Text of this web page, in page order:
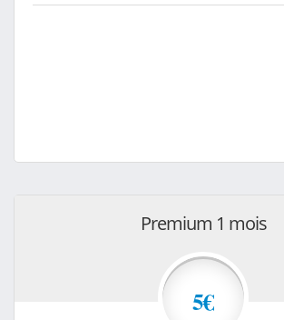
Premium 1 mois
5€